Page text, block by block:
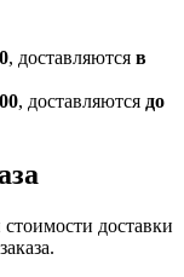
, доставляются в
, доставляются до
доставки